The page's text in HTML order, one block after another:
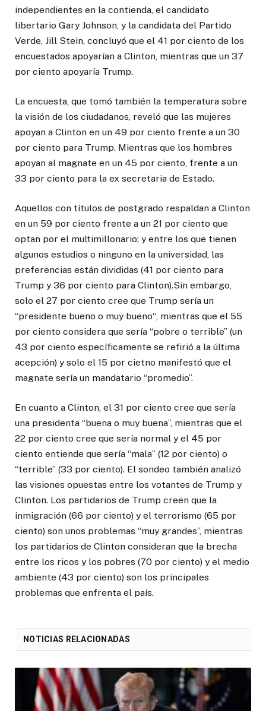
independientes en la contienda, el candidato
libertario Gary Johnson, y la candidata del Partido
Verde, Jill Stein, concluyó que el 41 por ciento de los
encuestados apoyarían a Clinton, mientras que un 37
por ciento apoyaría Trump.
La encuesta, que tomó también la temperatura sobre
la visión de los ciudadanos, reveló que las mujeres
apoyan a Clinton en un 49 por ciento frente a un 30
por ciento para Trump. Mientras que los hombres
apoyan al magnate en un 45 por ciento, frente a un
33 por ciento para la ex secretaria de Estado.
Aquellos con títulos de postgrado respaldan a Clinton
en un 59 por ciento frente a un 21 por ciento que
optan por el multimillonario; y entre los que tienen
algunos estudios o ninguno en la universidad, las
preferencias están divididas (41 por ciento para
Trump y 36 por ciento para Clinton).Sin embargo,
solo el 27 por ciento cree que Trump sería un
“presidente bueno o muy bueno“, mientras que el 55
por ciento considera que sería “pobre o terrible” (un
43 por ciento específicamente se refirió a la última
acepción) y solo el 15 por cietno manifestó que el
magnate sería un mandatario “promedio”.
En cuanto a Clinton, el 31 por ciento cree que sería
una presidenta “buena o muy buena”, mientras que el
22 por ciento cree que sería normal y el 45 por
ciento entiende que sería “mala” (12 por ciento) o
“terrible” (33 por ciento). El sondeo también analizó
las visiones opuestas entre los votantes de Trump y
Clinton. Los partidarios de Trump creen que la
inmigración (66 por ciento) y el terrorismo (65 por
ciento) son unos problemas “muy grandes”, mientras
los partidarios de Clinton consideran que la brecha
entre los ricos y los pobres (70 por ciento) y el medio
ambiente (43 por ciento) son los principales
problemas que enfrenta el país.
NOTICIAS RELACIONADAS